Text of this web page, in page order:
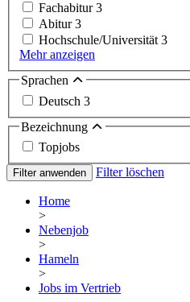
Fachabitur3
Abitur3
Hochschule/Universität 3
Mehr anzeigen
Sprachen
Deutsch 3
Bezeichnung
Topjobs
Filter anwenden Filter löschen
Home
>
Nebenjob
>
Hameln
>
Jobs im Vertrieb